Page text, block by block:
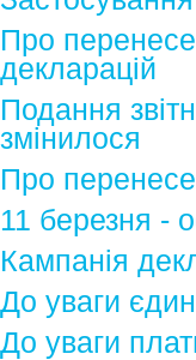
Про
декларацій
Подання
змінилося
Про
11 березня -
Кампанія
До уваги
До уваги